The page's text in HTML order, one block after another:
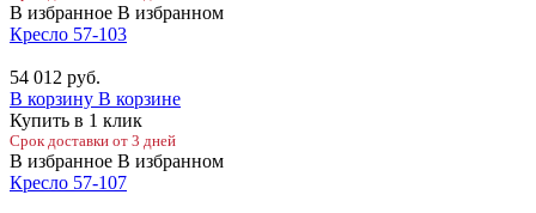
В избранное В избранном
Кресло 57-103
54 012 руб.
В корзину В корзине
Купить в 1 клик
Срок доставки от 3 дней
В избранное В избранном
Кресло 57-107